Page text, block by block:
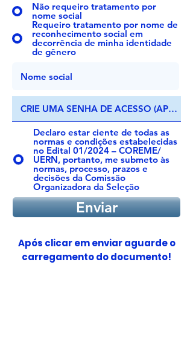
Não requeiro tratamento por
nome social
Requeiro tratamento por nome de
reconhecimento social em
decorrência de minha identidade
de gênero
Declaro estar ciente de todas as
normas e condições estabelecidas
no Edital 01/2024 – COREME/
UERN, portanto, me submeto às
normas, processo, prazos e
decisões da Comissão
Organizadora da Seleção
Enviar
Após clicar em enviar aguarde o
carregamento do documento!